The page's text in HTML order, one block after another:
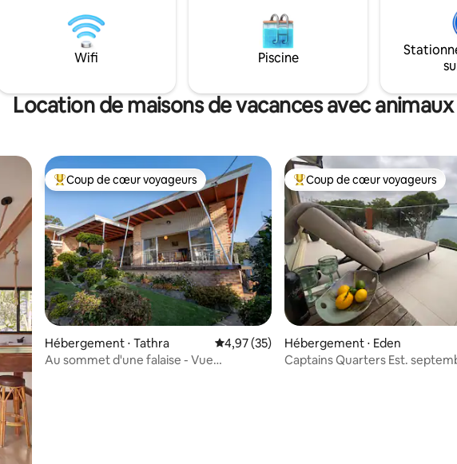
d'air ( pas de climatisation), il refroidit
toujours la nuit. Pas de chauffage à
l'intérieur mais il ne fait jamais trop froid
en hiver. Bois de chauffage fourni.
simplement au son des oiseaux
vagues. À seulement 5 minutes de la
ville, notre maison moderne
grange est un sanctuaire de
Wifi Piscine
Location de maisons de vacances avec
Coups de cœur voyageurs les plus appréciés
Coup de cœur voyageurs
Hébergement ⋅ Tathra Évaluation moyenne sur la base de 35
4,97 (35)
Au sommet d'une falaise - Vue
Coups de cœur voyageurs les
Coup de cœur voyageurs
Hébergement ⋅ Eden
Captains Quarters Est.